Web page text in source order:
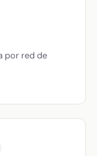
por red de